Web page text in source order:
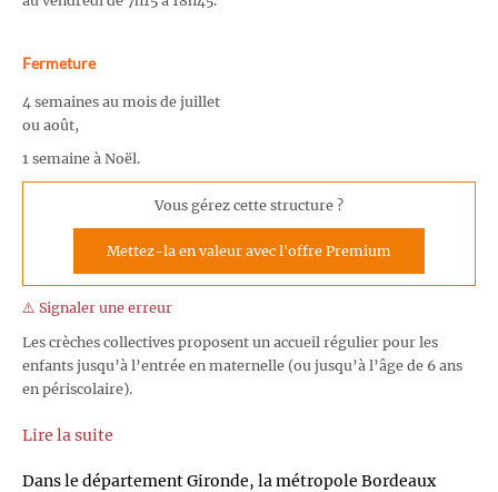
Fermeture
4 semaines au mois de juillet
ou août,
1 semaine à Noël.
Vous gérez cette structure ?
Mettez-la en valeur avec l'offre Premium
⚠️ Signaler une erreur
Les crèches collectives proposent un accueil régulier pour les
enfants jusqu’à l’entrée en maternelle (ou jusqu’à l’âge de 6 ans
en périscolaire).
Lire la suite
Dans le département Gironde, la métropole Bordeaux